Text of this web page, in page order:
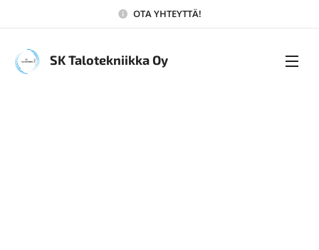
OTA YHTEYTTÄ!
SK Talotekniikka Oy